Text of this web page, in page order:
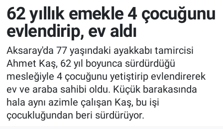
62 yıllık emekle 4 çocuğunu
evlendirip, ev aldı
Aksaray'da 77 yaşındaki ayakkabı tamircisi
Ahmet Kaş, 62 yıl boyunca sürdürdüğü
mesleğiyle 4 çocuğunu yetiştirip evlendirerek
ev ve araba sahibi oldu. Küçük barakasında
hala aynı azimle çalışan Kaş, bu işi
çocukluğundan beri sürdürüyor.